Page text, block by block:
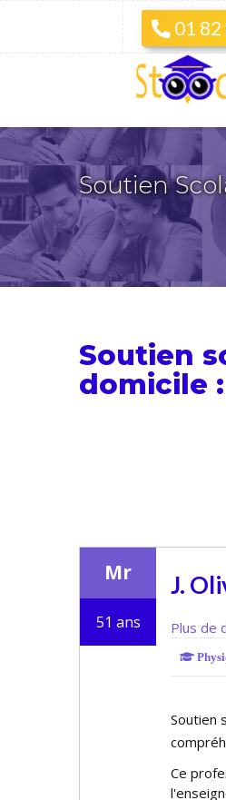
01 82
Soutien
Soutien
domicile :
Mr
51 ans
J.
Plus de
Soutien
Ce